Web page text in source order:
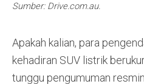
Sumber: Drive.com.au.
Apakah kalian, para
kehadiran SUV listrik
tunggu pengumuman